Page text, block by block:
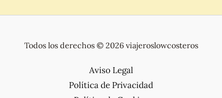
Todos los derechos © 2026 viajeroslowcosteros
Aviso Legal
Política de Privacidad